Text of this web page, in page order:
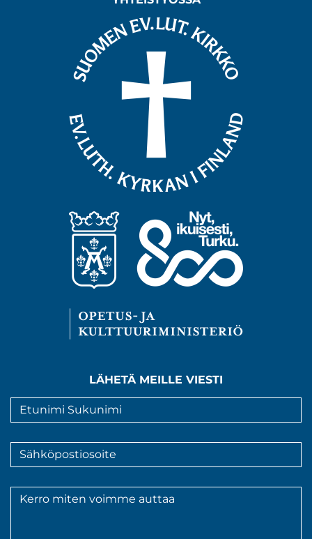
LÄHETÄ MEILLE VIESTI
Nimi
*
Sähköpostiosoite
*
Viesti